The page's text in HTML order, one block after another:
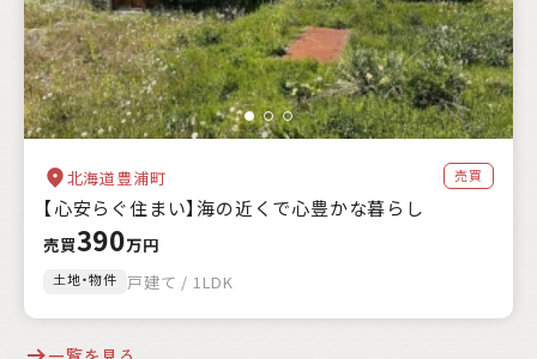
北海道豊浦町 売買
【心安らぐ住まい】海の近くで心豊かな暮らし
売買390万円
土地・物件 戸建て / 1LDK